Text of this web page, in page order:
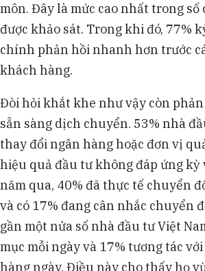
môn. Đây là mức cao nhất trong
được khảo sát. Trong khi đó, 77%
chính phản hồi nhanh hơn trước
khách hàng.
Đòi hỏi khắt khe như vậy còn
sẵn sàng dịch chuyển. 53% nhà
thay đổi ngân hàng hoặc đơn vị
hiệu quả đầu tư không đáp ứng kỳ
năm qua, 40% đã thực tế chuyển
và có 17% đang cân nhắc chuyển
gần một nửa số nhà đầu tư Việt
mục mỗi ngày và 17% tương tác
hàng ngày. Điều này cho thấy họ